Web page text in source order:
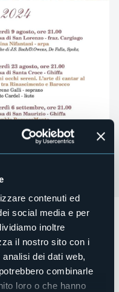
contenuti ed
social media e per
inoltre
il nostro sito con i
dei dati web,
combinarle
loro o che hanno
la Chiesa di San
rassegna Ghiffa in
BaroccaMente.
oboe barocco, Marlise
Bolamperti -